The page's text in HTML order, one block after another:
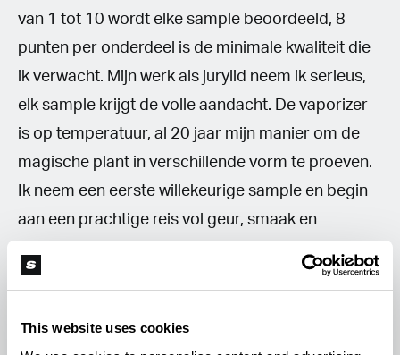
This website uses cookies
van 1 tot 10 wordt elke sample beoordeeld, 8
punten per onderdeel is de minimale kwaliteit die
ik verwacht. Mijn werk als jurylid neem ik serieus,
elk sample krijgt de volle aandacht. De vaporizer
is op temperatuur, al 20 jaar mijn manier om de
magische plant in verschillende vorm te proeven.
Ik neem een eerste willekeurige sample en begin
aan een prachtige reis vol geur, smaak en